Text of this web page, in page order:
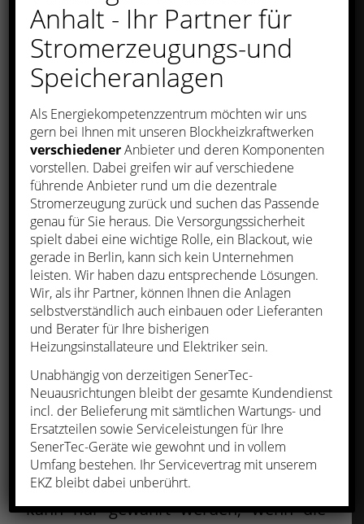
Rechnungsadresse (falls abweichend)
Datum, Unterschrift
Anmeldeschluss ist der 8. Februar 2019
Hiermit melde ich mich verbindlich zum
B.KWK-Seminar
NEUE RAHMENBEDINGUNGEN FÜR
KWK
am 15. Februar 2019 in Schweinfurt an.
1. ANMELDUNG
Die Anmeldung ist verbindlich. Nach
Eingang Ihrer Anmeldung erhalten Sie
eine schriftliche Eingangsbestätigung
und die Rechnung über Ihre
Teilnahmegebühr.
2. ZAHLUNG
Die Teilnahmegebühren sind mit Erhalt
der Rechnung ohne Abzug zur Zahlung
fällig. Veranstaltungseinlass
kann nur gewährt werden, wenn die
Anhalt - Ihr Partner für
Stromerzeugungs-und
Speicheranlagen
Als Energiekompetenzzentrum möchten wir uns
gern bei Ihnen mit unseren Blockheizkraftwerken
verschiedenerAnbieter und deren Komponenten
vorstellen. Dabei greifen wir auf verschiedene
führende Anbieter rund um die dezentrale
Stromerzeugung zurück und suchen das Passende
genau für Sie heraus. Die Versorgungssicherheit
spielt dabei eine wichtige Rolle, ein Blackout, wie
gerade in Berlin, kann sich kein Unternehmen
leisten. Wir haben dazu entsprechende Lösungen.
Wir, als ihr Partner, können Ihnen die Anlagen
selbstverständlich auch einbauen oder Lieferanten
und Berater für Ihre bisherigen
Heizungsinstallateure und Elektriker sein.
Unabhängig von derzeitigen SenerTec-
Neuausrichtungen bleibt der gesamte Kundendienst
incl. der Belieferung mit sämtlichen Wartungs- und
Ersatzteilen sowie Serviceleistungen für Ihre
SenerTec-Geräte wie gewohnt und in vollem
Umfang bestehen. Ihr Servicevertrag mit unserem
EKZ bleibt dabei unberührt.